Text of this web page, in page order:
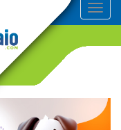
T
o
v
g